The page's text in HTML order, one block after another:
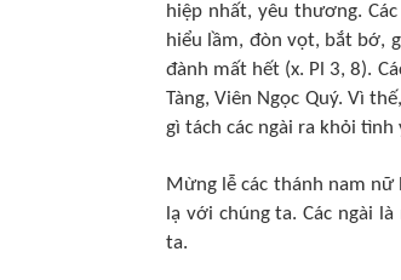
hiệp nhất, yêu thương.
hiểu lầm, đòn vọt, bắt bớ,
đành mất hết (x. Pl 3, 8).
Tàng, Viên Ngọc Quý. Vì
gì tách các ngài ra khỏi tình
Mừng lễ các thánh nam
lạ với chúng ta. Các ngài
ta.